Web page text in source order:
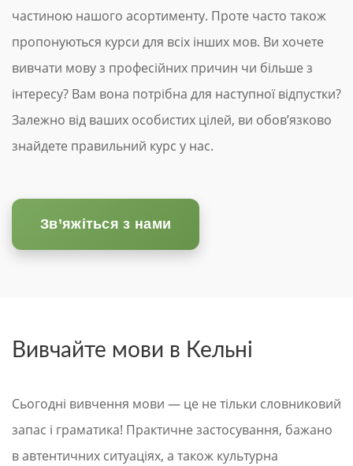
частиною нашого асортименту. Проте часто також
пропонуються курси для всіх інших мов. Ви хочете
вивчати мову з професійних причин чи більше з
інтересу? Вам вона потрібна для наступної відпустки?
Залежно від ваших особистих цілей, ви обов’язково
знайдете правильний курс у нас.
Зв’яжіться з нами
Вивчайте мови в Кельні
Сьогодні вивчення мови — це не тільки словниковий
запас і граматика! Практичне застосування, бажано
в автентичних ситуаціях, а також культурна